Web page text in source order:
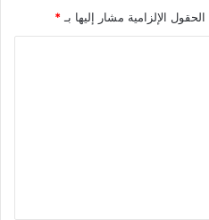
الحقول الإلزامية مشار إليها بـ*